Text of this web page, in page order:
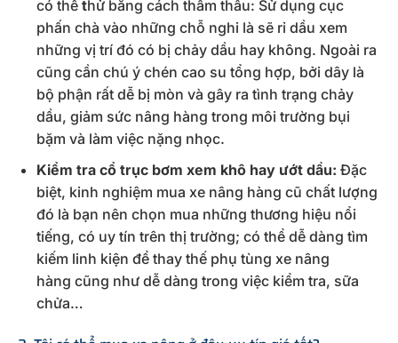
có thể thử bằng cách thẩm thấu: Sử dụng cục
phấn chà vào những chỗ nghi là sẽ rỉ dầu xem
những vị trí đó có bị chảy dầu hay không. Ngoài ra
cũng cần chú ý chén cao su tổng hợp, bởi dây là
bộ phận rất dễ bị mòn và gây ra tình trạng chảy
dầu, giảm sức nâng hàng trong môi trường bụi
bặm và làm việc nặng nhọc.
Kiểm tra cổ trục bơm xem khô hay ướt dầu: Đặc
biệt, kinh nghiệm mua xe nâng hàng cũ chất lượng
đó là bạn nên chọn mua những thương hiệu nổi
tiếng, có uy tín trên thị trường; có thể dễ dàng tìm
kiếm linh kiện để thay thế phụ tùng xe nâng
hàng cũng như dễ dàng trong việc kiểm tra, sữa
chửa…